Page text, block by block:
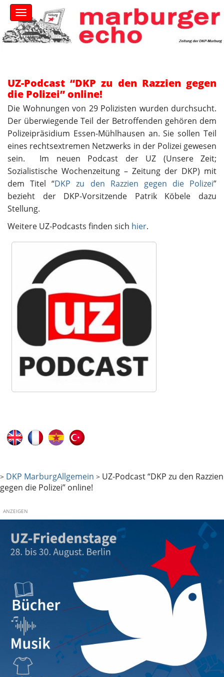
M
a
i
n
k
i
p
o
t
e
n
t
UZ-Podcast “DKP zu den Razzien gegen
die Polizei” online!
Die Wohnungen von 29 Polizisten wurden durchsucht.
Der überwiegende Teil der Betroffenden gehören dem
Polizeipräsidium Essen-Mühlhausen an. Sie sollen Teil
eines rechtsextremen Netzwerks in der Polizei gewesen
sein. Im neuen Podcast der UZ (Unsere Zeit;
Sozialistische Wochenzeitung – Zeitung der DKP) mit
dem Titel “DKP zu den Razzien gegen die Polizei”
bezieht der DKP-Vorsitzende Patrik Köbele dazu
Stellung.
Weitere UZ-Podcasts finden sich hier.
> DKP MarburgAllgemein > UZ-Podcast “DKP zu den Razzien
gegen die Polizei” online!
ANZEIGEN